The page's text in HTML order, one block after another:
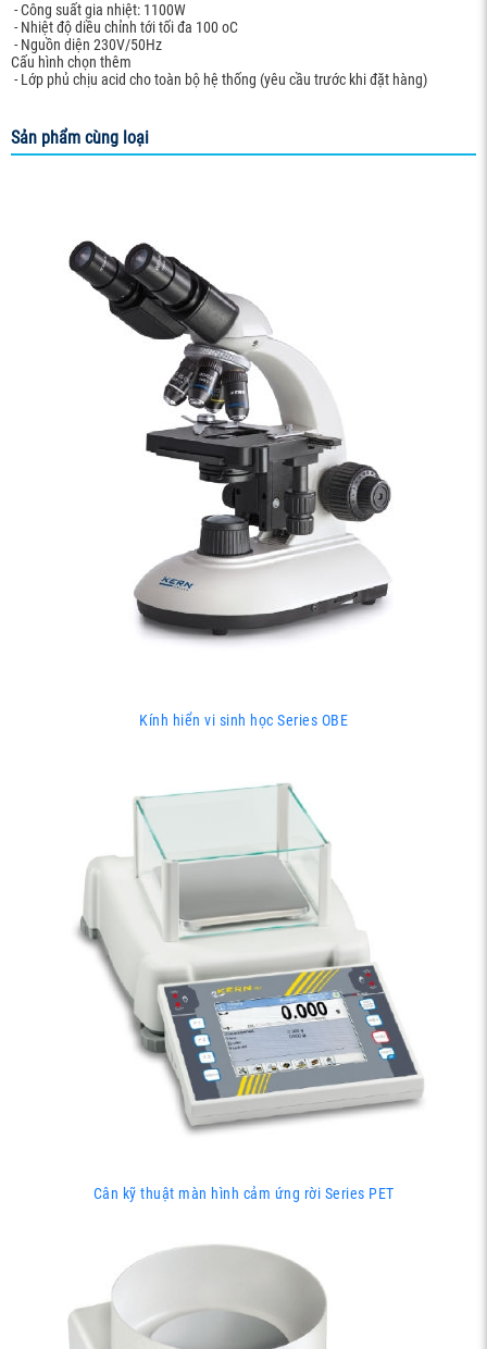
- Công suất gia nhiệt: 1100W
- Nhiệt độ diều chỉnh tới tối đa 100 oC
- Nguồn diện 230V/50Hz
Cấu hình chọn thêm
- Lớp phủ chịu acid cho toàn bộ hệ thống (yêu cầu trước khi đặt hàng)
Sản phẩm cùng loại
Kính hiển vi sinh học Series OBE
Cân kỹ thuật màn hình cảm ứng rời Series PET